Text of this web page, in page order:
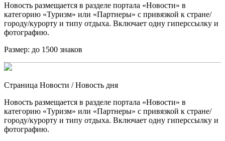
Новость размещается в разделе портала «Новости» в
категорию «Туризм» или «Партнеры» с привязкой к стране/
городу/курорту и типу отдыха. Включает одну гиперссылку и
фотографию.
Размер: до 1500 знаков
Страница Новости / Новость дня
Новость размещается в разделе портала «Новости» в
категорию «Туризм» или «Партнеры» с привязкой к стране/
городу/курорту и типу отдыха. Включает одну гиперссылку и
фотографию.